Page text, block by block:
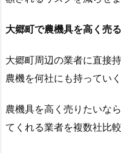
大郷町で農機具を高く売
大郷町周辺の業者に直接
農機を何社にも持ってい
農機具を高く売りたいな
てくれる業者を複数社比